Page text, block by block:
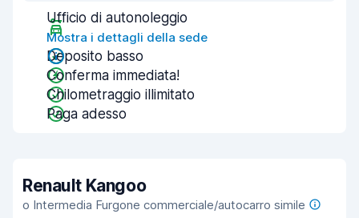
Ufficio di autonoleggio
Mostra i dettagli della sede
Deposito basso
Conferma immediata!
Chilometraggio illimitato
Paga adesso
Renault Kangoo
o Intermedia Furgone commerciale/autocarro simile